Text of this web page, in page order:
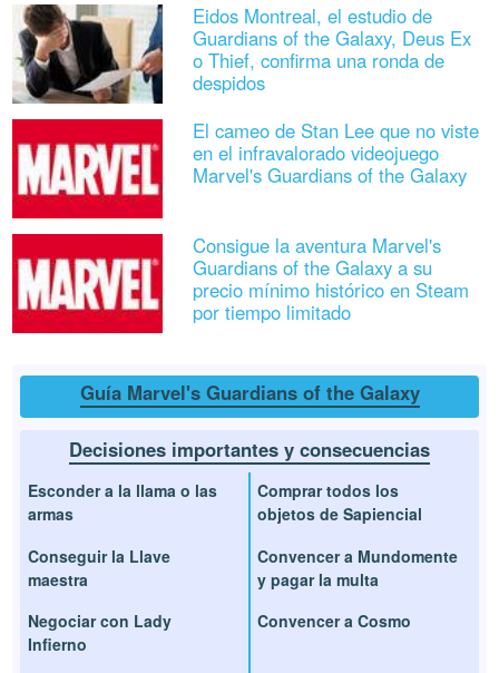
Eidos Montreal, el estudio de
Guardians of the Galaxy, Deus Ex
o Thief, confirma una ronda de
despidos
El cameo de Stan Lee que no viste
en el infravalorado videojuego
Marvel's Guardians of the Galaxy
Consigue la aventura Marvel's
Guardians of the Galaxy a su
precio mínimo histórico en Steam
por tiempo limitado
Guía Marvel's Guardians of the Galaxy
Decisiones importantes y consecuencias
Esconder a la llama o las
armas
Conseguir la Llave
maestra
Negociar con Lady
Infierno
Comprar todos los
objetos de Sapiencial
Convencer a Mundomente
y pagar la multa
Convencer a Cosmo